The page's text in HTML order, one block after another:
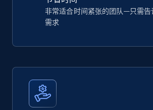
非常适合时间紧张的团队—只需告
需求